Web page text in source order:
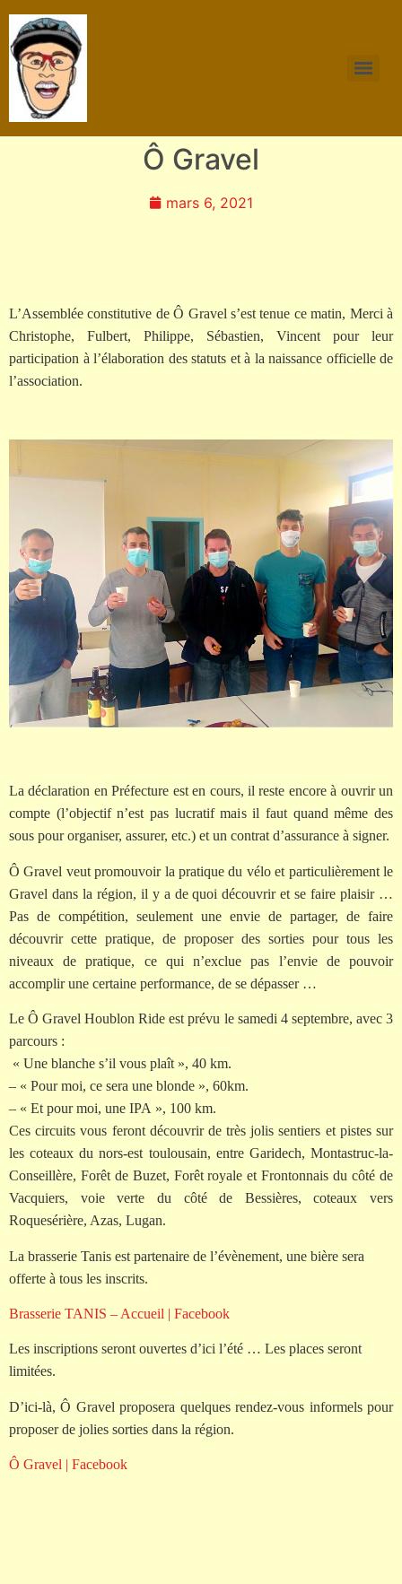
Ô Gravel
mars 6, 2021
L’Assemblée constitutive de Ô Gravel s’est tenue ce matin, Merci à
Christophe, Fulbert, Philippe, Sébastien, Vincent pour leur
participation à l’élaboration des statuts et à la naissance officielle de
l’association.
La déclaration en Préfecture est en cours, il reste encore à ouvrir un
compte (l’objectif n’est pas lucratif mais il faut quand même des
sous pour organiser, assurer, etc.) et un contrat d’assurance à signer.
Ô Gravel veut promouvoir la pratique du vélo et particulièrement le
Gravel dans la région, il y a de quoi découvrir et se faire plaisir …
Pas de compétition, seulement une envie de partager, de faire
découvrir cette pratique, de proposer des sorties pour tous les
niveaux de pratique, ce qui n’exclue pas l’envie de pouvoir
accomplir une certaine performance, de se dépasser …
Le Ô Gravel Houblon Ride est prévu le samedi 4 septembre, avec 3
parcours :
« Une blanche s’il vous plaît », 40 km.
– « Pour moi, ce sera une blonde », 60km.
– « Et pour moi, une IPA », 100 km.
Ces circuits vous feront découvrir de très jolis sentiers et pistes sur
les coteaux du nors-est toulousain, entre Garidech, Montastruc-la-
Conseillère, Forêt de Buzet, Forêt royale et Frontonnais du côté de
Vacquiers, voie verte du côté de Bessières, coteaux vers
Roquesérière, Azas, Lugan.
La brasserie Tanis est partenaire de l’évènement, une bière sera
offerte à tous les inscrits.
Brasserie TANIS – Accueil | Facebook
Les inscriptions seront ouvertes d’ici l’été … Les places seront
limitées.
D’ici-là, Ô Gravel proposera quelques rendez-vous informels pour
proposer de jolies sorties dans la région.
Ô Gravel | Facebook